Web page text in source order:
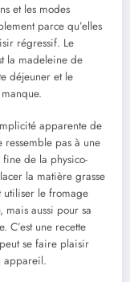
et les modes
parce qu’elles
régressif. Le
la madeleine de
déjeuner et le
apparente de
ressemble pas à une
de la physico-
la matière grasse
utiliser le fromage
mais aussi pour sa
C’est une recette
se faire plaisir
appareil.